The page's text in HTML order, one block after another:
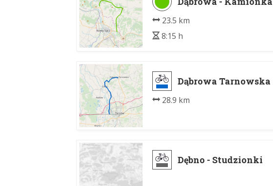
23.5 km
8:15 h
Dąbrowa
28.9 km
Dębno - Studzionki